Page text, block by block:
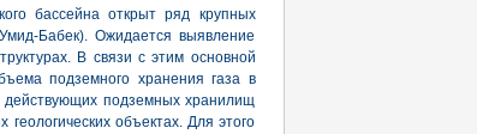
бассейна открыт ряд крупных
Бабек). Ожидается выявление
В связи с этим основной
подземного хранения газа в
подземных хранилищ
объектах. Для этого